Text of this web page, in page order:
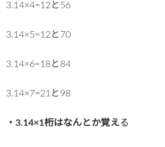
3.14×4=12と56
3.14×5=12と70
3.14×6=18と84
3.14×7=21と98
・3.14×1桁はなんとか覚える